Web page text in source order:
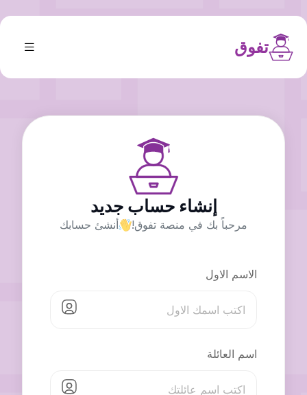
تفوق
إنشاء حساب جديد
مرحباً بك في منصة تفوق! أنشئ حسابك
الاسم الاول
اسم العائلة